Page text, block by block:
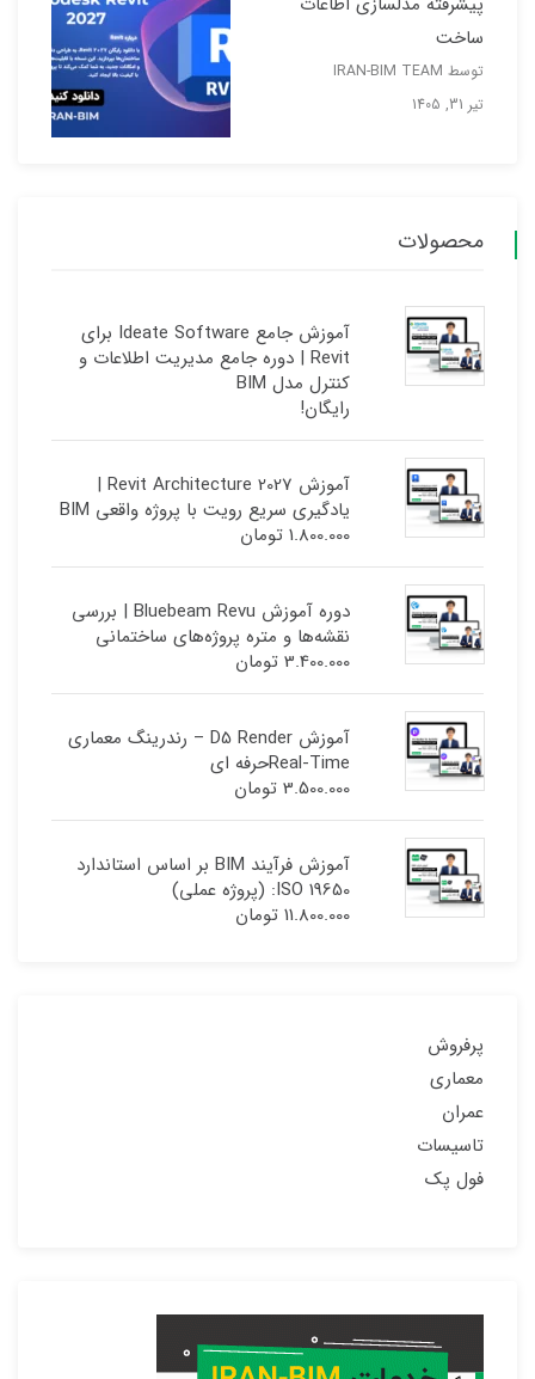
ساخت
توسط IRAN-BIM TEAM
تیر 31, 1405
محصولات
آموزش جامع Ideate Software برای
Revit | دوره جامع مدیریت اطلاعات و
کنترل مدل BIM
رایگان!
آموزش Revit Architecture 2027 |
یادگیری سریع رویت با پروژه واقعی BIM
1.800.000 تومان
دوره آموزش Bluebeam Revu | بررسی
نقشه‌ها و متره پروژه‌های ساختمانی
3.400.000 تومان
آموزش D5 Render – رندرینگ معماری
Real-Timeحرفه ای
3.500.000 تومان
آموزش فرآیند BIM بر اساس استاندارد
ISO 19650: (پروژه عملی)
11.800.000 تومان
پرفروش
معماری
عمران
تاسیسات
فول پک